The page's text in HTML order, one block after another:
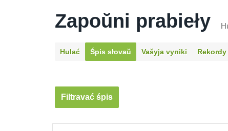
Zapoŭni prabieły
Hulać Śpis słovaŭ Vašyja vyniki Rekordy
Filtravać śpis